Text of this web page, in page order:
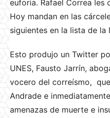
euforia. Rafael Correa les
Hoy mandan en las
siguientes en la lista de la
Esto produjo un Twitter
UNES, Fausto Jarrín,
vocero del correísmo,
Andrade e
amenazas de muerte e